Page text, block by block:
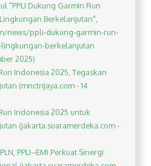
"PPLI Dukung Garmin Run
Berkelanjutan",
news/ppli-dukung-garmin-run-
berkelanjutan
2025)
Indonesia 2025, Tegaskan
(mnctrijaya.com - 14
Indonesia 2025 untuk
(jakarta.suaramerdeka.com -
PPLI–EMI Perkuat Sinergi